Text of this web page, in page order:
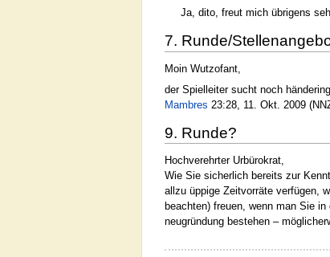
Ja, dito, freut mich übrigens
7. Runde/
Moin Wutzofant,
der Spielleiter sucht noch
Mambres 23:28, 11. Okt. 2009
9. Runde?
Hochverehrter Urbürokrat,
Wie Sie sicherlich bereits zur
allzu üppige Zeitvorräte verfügen,
beachten) freuen, wenn man Sie
neugründung bestehen –